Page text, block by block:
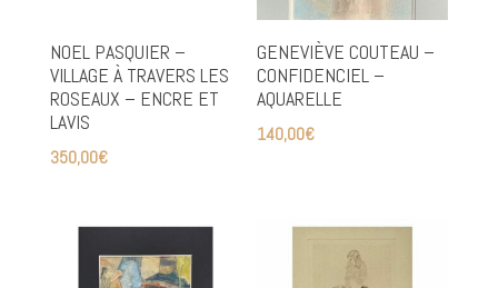
NOEL PASQUIER –
VILLAGE À TRAVERS LES
ROSEAUX – ENCRE ET
LAVIS
350,00€
GENEVIÈVE COUTEAU –
CONFIDENCIEL –
AQUARELLE
140,00€